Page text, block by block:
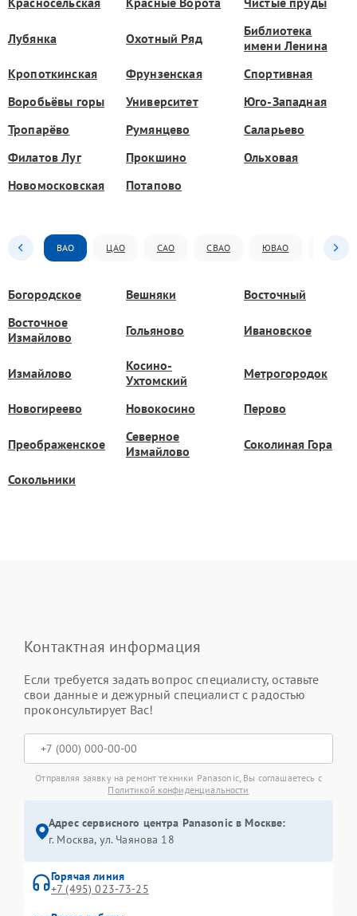
Лубянка Охотный Ряд
Библиотека
имени Ленина
Кропоткинская
Фрунзенская
Спортивная
Воробьёвы горы
Университет
Юго-Западная
Тропарёво
Румянцево
Саларьево
Филатов Луг
Прокшино
Ольховая
Новомосковская
Потапово
ВАО ЦАО САО СВАО ЮВАО ЮАО
Богородское Вешняки
Восточный
Восточное
Измайлово
Гольяново Ивановское
Измайлово
Косино-
Ухтомский
Метрогородок
Новогиреево Новокосино Перово
Преображенское
Северное
Измайлово
Соколиная Гора
Сокольники
Контактная информация
Если требуется задать вопрос специалисту, оставьте
свои данные и дежурный специалист с радостью
проконсультирует Вас!
Отправляя заявку на ремонт техники Panasonic, Вы соглашаетесь с
Политикой конфиденциальности
Адрес сервисного центра Panasonic в Москве:
г. Москва, ул. Чаянова 18
Горячая линия
+7 (495) 023-73-25